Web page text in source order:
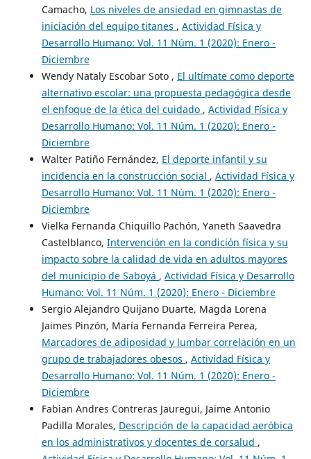
Camacho, Los niveles de ansiedad en gimnastas de
iniciación del equipo titanes , Actividad Física y
Desarrollo Humano: Vol. 11 Núm. 1 (2020): Enero -
Diciembre
Wendy Nataly Escobar Soto , El ultímate como deporte
alternativo escolar: una propuesta pedagógica desde
el enfoque de la ética del cuidado , Actividad Física y
Desarrollo Humano: Vol. 11 Núm. 1 (2020): Enero -
Diciembre
Walter Patiño Fernández, El deporte infantil y su
incidencia en la construcción social , Actividad Física y
Desarrollo Humano: Vol. 11 Núm. 1 (2020): Enero -
Diciembre
Vielka Fernanda Chiquillo Pachón, Yaneth Saavedra
Castelblanco, Intervención en la condición física y su
impacto sobre la calidad de vida en adultos mayores
del municipio de Saboyá , Actividad Física y Desarrollo
Humano: Vol. 11 Núm. 1 (2020): Enero - Diciembre
Sergio Alejandro Quijano Duarte, Magda Lorena
Jaimes Pinzón, María Fernanda Ferreira Perea,
Marcadores de adiposidad y lumbar correlación en un
grupo de trabajadores obesos , Actividad Física y
Desarrollo Humano: Vol. 11 Núm. 1 (2020): Enero -
Diciembre
Fabian Andres Contreras Jauregui, Jaime Antonio
Padilla Morales, Descripción de la capacidad aeróbica
en los administrativos y docentes de corsalud ,